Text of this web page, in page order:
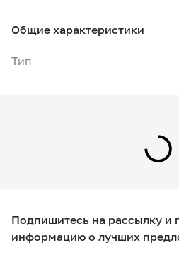
Общие характеристики
Тип
Подпишитесь на рассылку и
информацию о лучших